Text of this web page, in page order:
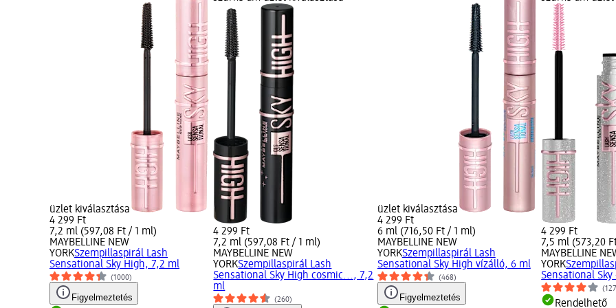
üzlet kiválasztása
4 299 Ft
7,2 ml (597,08 Ft / 1 ml)
MAYBELLINE NEW
YORKSzempillaspirál Lash
Sensational Sky High, 7,2 ml
(1000)
Figyelmeztetés
4 299 Ft
7,2 ml (597,08 Ft / 1 ml)
MAYBELLINE NEW
YORKSzempillaspirál Lash
Sensational Sky High cosmic..., 7,2
ml
(260)
üzlet kiválasztása
4 299 Ft
6 ml (716,50 Ft / 1 ml)
MAYBELLINE NEW
YORKSzempillaspirál Lash
Sensational Sky High vízálló, 6 ml
(468)
Figyelmeztetés
4 299 Ft
7,5 ml (573,20
MAYBELLINE
YORK
Sensational
Rendelhető